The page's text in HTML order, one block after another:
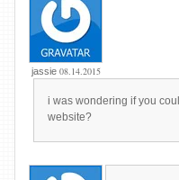
jassie 08.14.2015
i was wondering if you
website?